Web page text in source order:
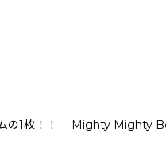
ムの1枚！！ Mighty Mighty